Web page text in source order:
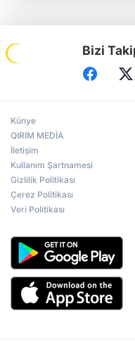
Bizi
Künye
QIRIM MEDİA
İletişim
Kullanım Şartnamesi
Gizlilik Politikası
Çerez Politikası
Veri Politikası